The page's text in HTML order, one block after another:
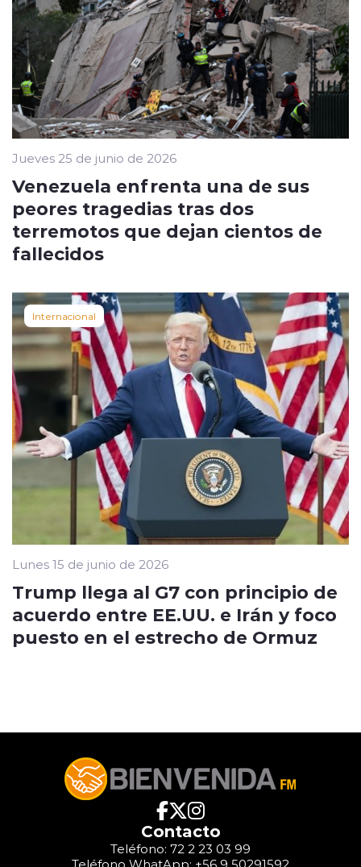
Jueves 25 de junio de 2026
Venezuela enfrenta una de sus
peores tragedias tras dos
terremotos que dejan cientos de
fallecidos
Internacional
Lunes 15 de junio de 2026
Trump llega al G7 con principio de
acuerdo entre EE.UU. e Irán y foco
puesto en el estrecho de Ormuz
Contacto
Teléfono: 72 2 23 03 99